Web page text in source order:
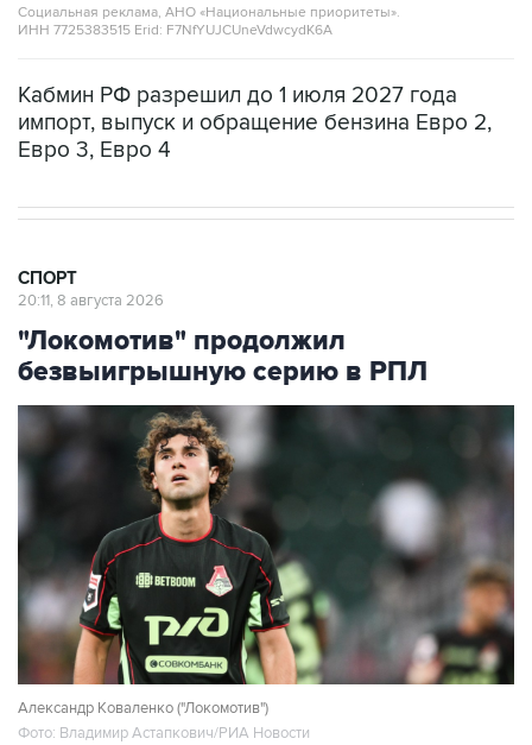
Социальная реклама, АНО «Национальные приоритеты».
ИНН 7725383515 Erid: F7NfYUJCUneVdwcydK6A
Кабмин РФ разрешил до 1 июля 2027 года
импорт, выпуск и обращение бензина Евро 2,
Евро 3, Евро 4
СПОРТ
20:11, 8 августа 2026
"Локомотив" продолжил
безвыигрышную серию в РПЛ
Александр Коваленко ("Локомотив")
Фото: Владимир Астапкович/РИА Новости